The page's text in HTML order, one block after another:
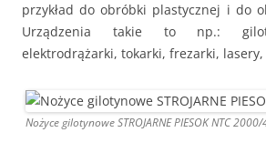
przykład do obróbki plastycznej i do
Urządzenia takie to np.:
elektrodrążarki, tokarki, frezarki,
Nożyce gilotynowe STROJARNE PIESOK NTC 2000/